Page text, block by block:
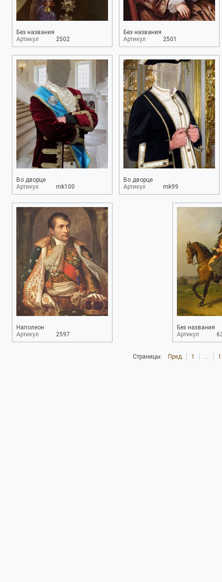
Без названия
Артикул
2502
Без названия
Артикул
2501
Во дворце
Артикул
mk100
Во дворце
Артикул
mk99
Наполеон
Артикул
2597
Без названия
Артикул
Страницы: Пред. 1 ...